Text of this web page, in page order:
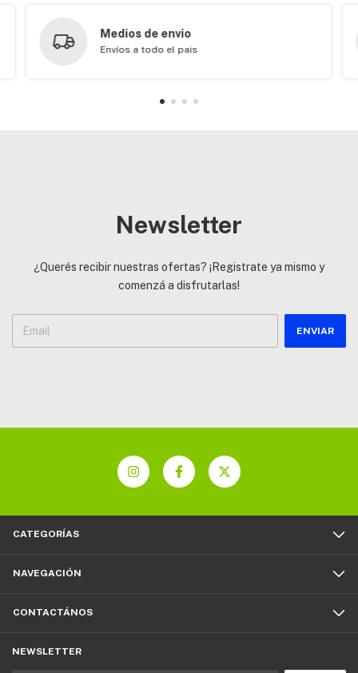
Medios de envio
Envíos a todo el pais
Newsletter
¿Querés recibir nuestras ofertas? ¡Registrate ya mismo y
comenzá a disfrutarlas!
CATEGORÍAS
NAVEGACIÓN
CONTACTÁNOS
NEWSLETTER